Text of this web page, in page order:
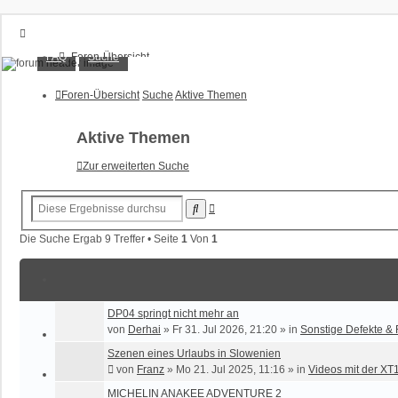
Foren-Übersicht
FAQ
Unbeantwortete Themen
Registrieren
XT1200Z-Forum
FAQ Suche
Foren-Übersicht Suche Aktive Themen
Aktive Themen
Zur erweiterten Suche
Suche
Die Suche Ergab 9 Treffer • Seite 1 Von 1
DP04 springt nicht mehr an
von Derhai » Fr 31. Jul 2026, 21:20 » in Sonstige Defekte &
Szenen eines Urlaubs in Slowenien
von Franz » Mo 21. Jul 2025, 11:16 » in Videos mit der
MICHELIN ANAKEE ADVENTURE 2